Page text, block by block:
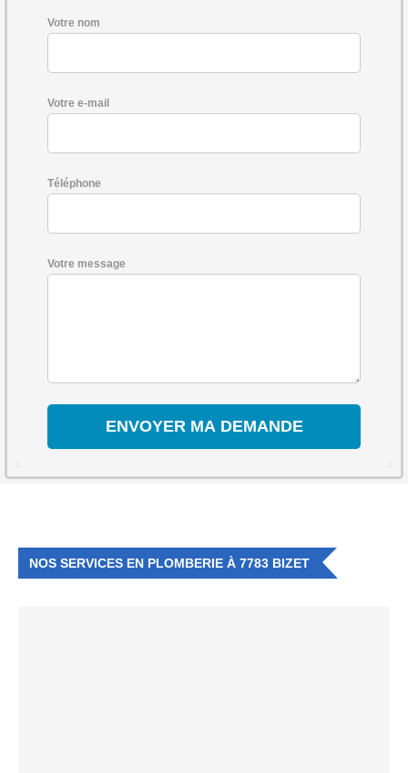
Votre nom
Votre e-mail
Téléphone
Votre message
NOS SERVICES EN PLOMBERIE À 7783 BIZET